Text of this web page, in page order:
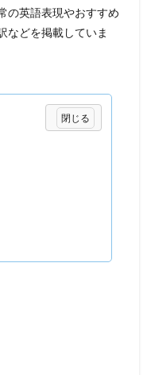
の英語表現やおすすめ
などを掲載していま